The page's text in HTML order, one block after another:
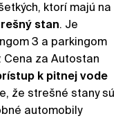
ktorí majú na
stan. Je
3 a parkingom
Cena za Autostan
k pitnej vode
že strešné stany sú
automobily